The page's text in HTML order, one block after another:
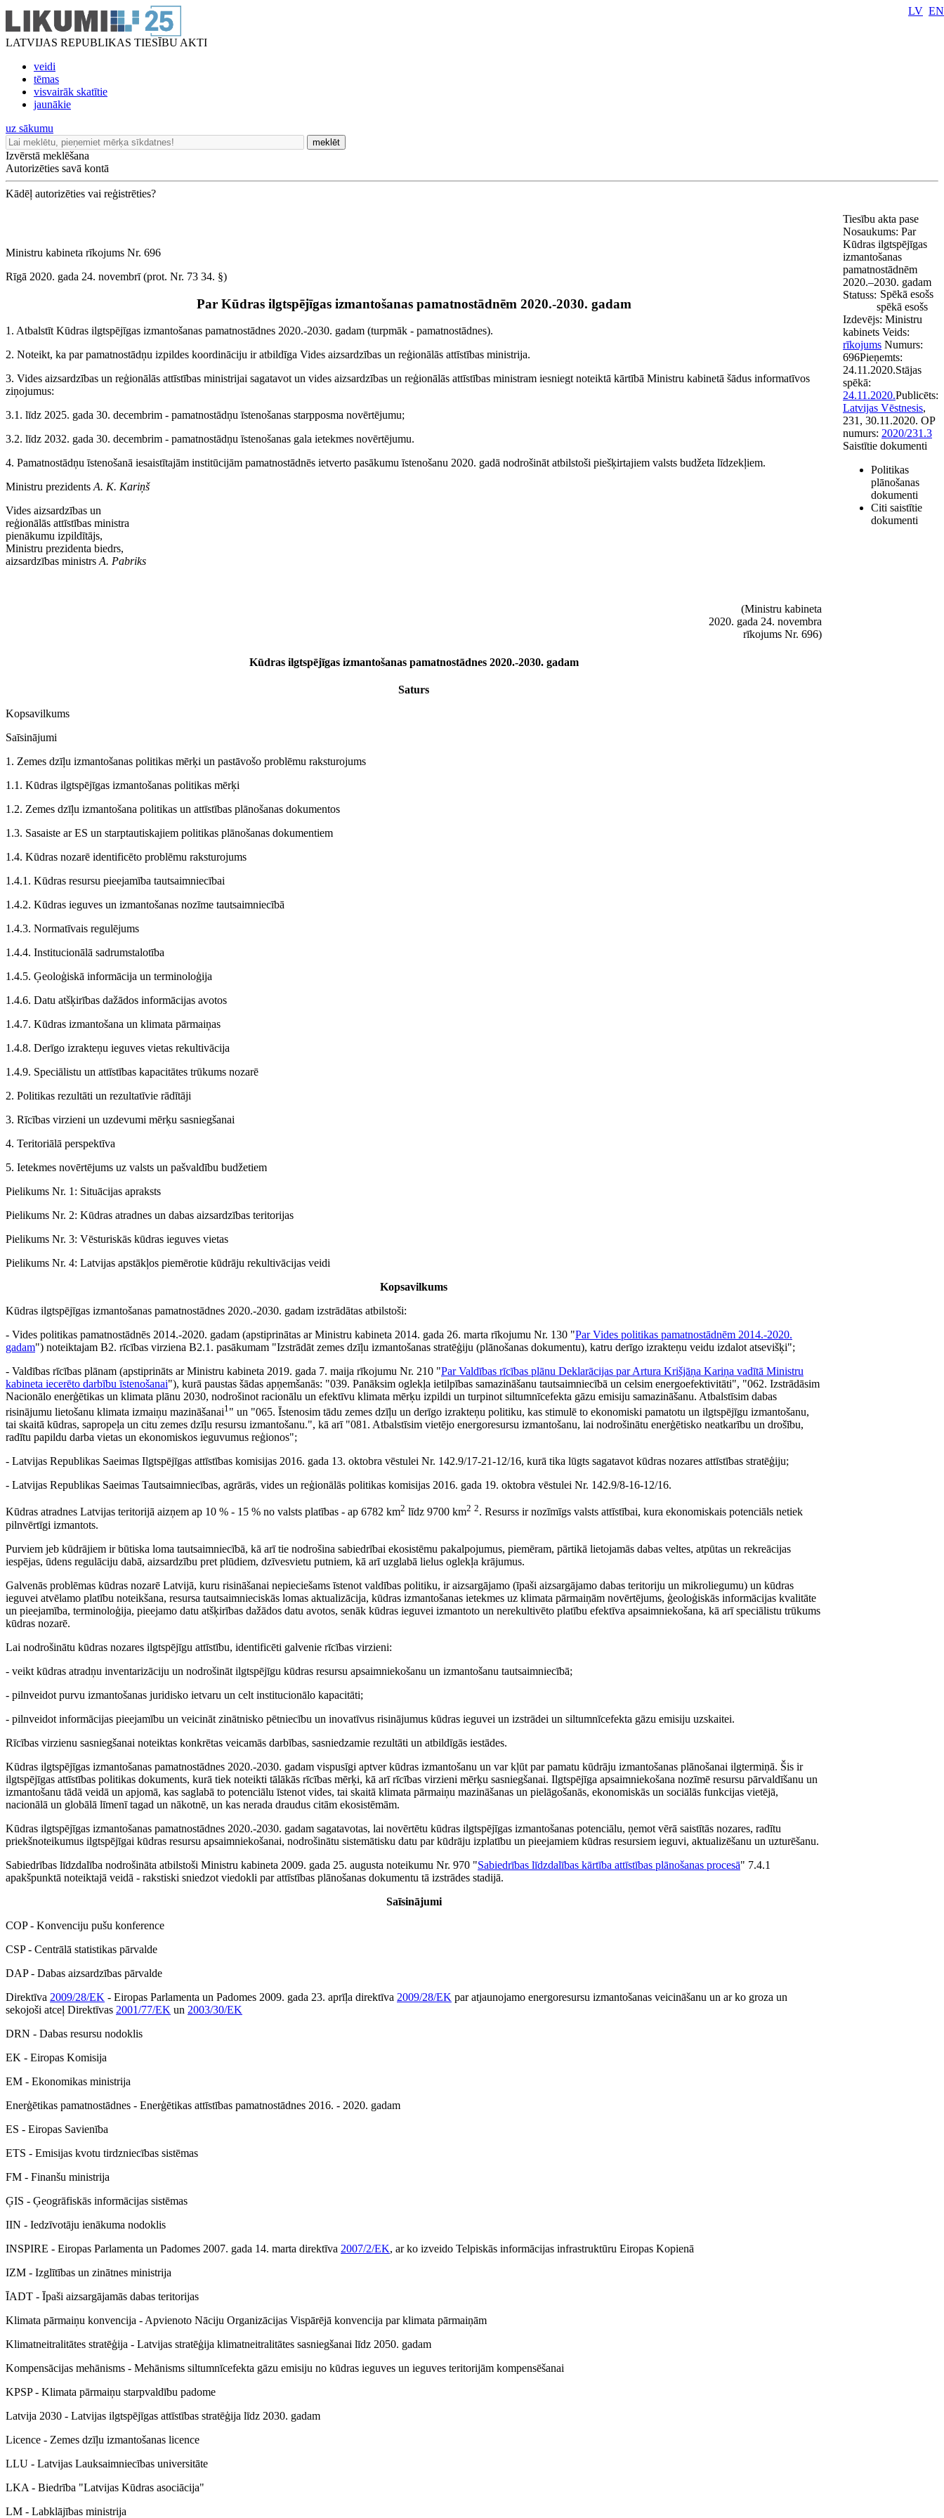
LATVIJAS REPUBLIKAS TIESĪBU AKTI
veidi
tēmas
visvairāk skatītie
jaunākie
LV EN
uz sākumu
meklēt
Izvērstā meklēšana
Autorizēties savā kontā
Kādēļ autorizēties vai reģistrēties?
Ministru kabineta rīkojums Nr. 696
Rīgā 2020. gada 24. novembrī (prot. Nr. 73 34. §)
Par Kūdras ilgtspējīgas izmantošanas pamatnostādnēm 2020.-2030. gadam
1. Atbalstīt Kūdras ilgtspējīgas izmantošanas pamatnostādnes 2020.-2030. gadam (turpmāk - pamatnostādnes).
2. Noteikt, ka par pamatnostādņu izpildes koordināciju ir atbildīga Vides aizsardzības un reģionālās attīstības ministrija.
3. Vides aizsardzības un reģionālās attīstības ministrijai sagatavot un vides aizsardzības un reģionālās attīstības ministram iesniegt noteiktā kārtībā Ministru kabinetā šādus informatīvos
ziņojumus:
3.1. līdz 2025. gada 30. decembrim - pamatnostādņu īstenošanas starpposma novērtējumu;
3.2. līdz 2032. gada 30. decembrim - pamatnostādņu īstenošanas gala ietekmes novērtējumu.
4. Pamatnostādņu īstenošanā iesaistītajām institūcijām pamatnostādnēs ietverto pasākumu īstenošanu 2020. gadā nodrošināt atbilstoši piešķirtajiem valsts budžeta līdzekļiem.
Ministru prezidentsA. K. Kariņš
Vides aizsardzības un
reģionālās attīstības ministra
pienākumu izpildītājs,
Ministru prezidenta biedrs,
aizsardzības ministrsA. Pabriks
(Ministru kabineta
2020. gada 24. novembra
rīkojums Nr. 696)
Kūdras ilgtspējīgas izmantošanas pamatnostādnes 2020.-2030. gadam
Saturs
Kopsavilkums
Saīsinājumi
1. Zemes dzīļu izmantošanas politikas mērķi un pastāvošo problēmu raksturojums
1.1. Kūdras ilgtspējīgas izmantošanas politikas mērķi
1.2. Zemes dzīļu izmantošana politikas un attīstības plānošanas dokumentos
1.3. Sasaiste ar ES un starptautiskajiem politikas plānošanas dokumentiem
1.4. Kūdras nozarē identificēto problēmu raksturojums
1.4.1. Kūdras resursu pieejamība tautsaimniecībai
1.4.2. Kūdras ieguves un izmantošanas nozīme tautsaimniecībā
1.4.3. Normatīvais regulējums
1.4.4. Institucionālā sadrumstalotība
1.4.5. Ģeoloģiskā informācija un terminoloģija
1.4.6. Datu atšķirības dažādos informācijas avotos
1.4.7. Kūdras izmantošana un klimata pārmaiņas
1.4.8. Derīgo izrakteņu ieguves vietas rekultivācija
1.4.9. Speciālistu un attīstības kapacitātes trūkums nozarē
2. Politikas rezultāti un rezultatīvie rādītāji
3. Rīcības virzieni un uzdevumi mērķu sasniegšanai
4. Teritoriālā perspektīva
5. Ietekmes novērtējums uz valsts un pašvaldību budžetiem
Pielikums Nr. 1: Situācijas apraksts
Pielikums Nr. 2: Kūdras atradnes un dabas aizsardzības teritorijas
Pielikums Nr. 3: Vēsturiskās kūdras ieguves vietas
Pielikums Nr. 4: Latvijas apstākļos piemērotie kūdrāju rekultivācijas veidi
Kopsavilkums
Kūdras ilgtspējīgas izmantošanas pamatnostādnes 2020.-2030. gadam izstrādātas atbilstoši:
- Vides politikas pamatnostādnēs 2014.-2020. gadam (apstiprinātas ar Ministru kabineta 2014. gada 26. marta rīkojumu Nr. 130 "Par Vides politikas pamatnostādnēm 2014.-2020.
gadam") noteiktajam B2. rīcības virziena B2.1. pasākumam "Izstrādāt zemes dzīļu izmantošanas stratēģiju (plānošanas dokumentu), katru derīgo izrakteņu veidu izdalot atsevišķi";
- Valdības rīcības plānam (apstiprināts ar Ministru kabineta 2019. gada 7. maija rīkojumu Nr. 210 "Par Valdības rīcības plānu Deklarācijas par Artura Krišjāņa Kariņa vadītā Ministru
kabineta iecerēto darbību īstenošanai"), kurā paustas šādas apņemšanās: "039. Panāksim oglekļa ietilpības samazināšanu tautsaimniecībā un celsim energoefektivitāti", "062. Izstrādāsim
Nacionālo enerģētikas un klimata plānu 2030, nodrošinot racionālu un efektīvu klimata mērķu izpildi un turpinot siltumnīcefekta gāzu emisiju samazināšanu. Atbalstīsim dabas
risinājumu lietošanu klimata izmaiņu mazināšanai1 " un "065. Īstenosim tādu zemes dzīļu un derīgo izrakteņu politiku, kas stimulē to ekonomiski pamatotu un ilgtspējīgu izmantošanu,
tai skaitā kūdras, sapropeļa un citu zemes dzīļu resursu izmantošanu.", kā arī "081. Atbalstīsim vietējo energoresursu izmantošanu, lai nodrošinātu enerģētisko neatkarību un drošību,
radītu papildu darba vietas un ekonomiskos ieguvumus reģionos";
- Latvijas Republikas Saeimas Ilgtspējīgas attīstības komisijas 2016. gada 13. oktobra vēstulei Nr. 142.9/17-21-12/16, kurā tika lūgts sagatavot kūdras nozares attīstības stratēģiju;
- Latvijas Republikas Saeimas Tautsaimniecības, agrārās, vides un reģionālās politikas komisijas 2016. gada 19. oktobra vēstulei Nr. 142.9/8-16-12/16.
Kūdras atradnes Latvijas teritorijā aizņem ap 10 % - 15 % no valsts platības - ap 6782 km2 līdz 9700 km2 2. Resurss ir nozīmīgs valsts attīstībai, kura ekonomiskais potenciāls netiek
pilnvērtīgi izmantots.
Purviem jeb kūdrājiem ir būtiska loma tautsaimniecībā, kā arī tie nodrošina sabiedrībai ekosistēmu pakalpojumus, piemēram, pārtikā lietojamās dabas veltes, atpūtas un rekreācijas
iespējas, ūdens regulāciju dabā, aizsardzību pret plūdiem, dzīvesvietu putniem, kā arī uzglabā lielus oglekļa krājumus.
Galvenās problēmas kūdras nozarē Latvijā, kuru risināšanai nepieciešams īstenot valdības politiku, ir aizsargājamo (īpaši aizsargājamo dabas teritoriju un mikroliegumu) un kūdras
ieguvei atvēlamo platību noteikšana, resursa tautsaimnieciskās lomas aktualizācija, kūdras izmantošanas ietekmes uz klimata pārmaiņām novērtējums, ģeoloģiskās informācijas kvalitāte
un pieejamība, terminoloģija, pieejamo datu atšķirības dažādos datu avotos, senāk kūdras ieguvei izmantoto un nerekultivēto platību efektīva apsaimniekošana, kā arī speciālistu trūkums
kūdras nozarē.
Lai nodrošinātu kūdras nozares ilgtspējīgu attīstību, identificēti galvenie rīcības virzieni:
- veikt kūdras atradņu inventarizāciju un nodrošināt ilgtspējīgu kūdras resursu apsaimniekošanu un izmantošanu tautsaimniecībā;
- pilnveidot purvu izmantošanas juridisko ietvaru un celt institucionālo kapacitāti;
- pilnveidot informācijas pieejamību un veicināt zinātnisko pētniecību un inovatīvus risinājumus kūdras ieguvei un izstrādei un siltumnīcefekta gāzu emisiju uzskaitei.
Rīcības virzienu sasniegšanai noteiktas konkrētas veicamās darbības, sasniedzamie rezultāti un atbildīgās iestādes.
Kūdras ilgtspējīgas izmantošanas pamatnostādnes 2020.-2030. gadam vispusīgi aptver kūdras izmantošanu un var kļūt par pamatu kūdrāju izmantošanas plānošanai ilgtermiņā. Šis ir
ilgtspējīgas attīstības politikas dokuments, kurā tiek noteikti tālākās rīcības mērķi, kā arī rīcības virzieni mērķu sasniegšanai. Ilgtspējīga apsaimniekošana nozīmē resursu pārvaldīšanu un
izmantošanu tādā veidā un apjomā, kas saglabā to potenciālu īstenot vides, tai skaitā klimata pārmaiņu mazināšanas un pielāgošanās, ekonomiskās un sociālās funkcijas vietējā,
nacionālā un globālā līmenī tagad un nākotnē, un kas nerada draudus citām ekosistēmām.
Kūdras ilgtspējīgas izmantošanas pamatnostādnes 2020.-2030. gadam sagatavotas, lai novērtētu kūdras ilgtspējīgas izmantošanas potenciālu, ņemot vērā saistītās nozares, radītu
priekšnoteikumus ilgtspējīgai kūdras resursu apsaimniekošanai, nodrošinātu sistemātisku datu par kūdrāju izplatību un pieejamiem kūdras resursiem ieguvi, aktualizēšanu un uzturēšanu.
Sabiedrības līdzdalība nodrošināta atbilstoši Ministru kabineta 2009. gada 25. augusta noteikumu Nr. 970 "Sabiedrības līdzdalības kārtība attīstības plānošanas procesā" 7.4.1
apakšpunktā noteiktajā veidā - rakstiski sniedzot viedokli par attīstības plānošanas dokumentu tā izstrādes stadijā.
Saīsinājumi
COP - Konvenciju pušu konference
CSP - Centrālā statistikas pārvalde
DAP - Dabas aizsardzības pārvalde
Direktīva 2009/28/EK - Eiropas Parlamenta un Padomes 2009. gada 23. aprīļa direktīva 2009/28/EK par atjaunojamo energoresursu izmantošanas veicināšanu un ar ko groza un
sekojoši atceļ Direktīvas 2001/77/EK un 2003/30/EK
DRN - Dabas resursu nodoklis
EK - Eiropas Komisija
EM - Ekonomikas ministrija
Enerģētikas pamatnostādnes - Enerģētikas attīstības pamatnostādnes 2016. - 2020. gadam
ES - Eiropas Savienība
ETS - Emisijas kvotu tirdzniecības sistēmas
FM - Finanšu ministrija
ĢIS - Ģeogrāfiskās informācijas sistēmas
IIN - Iedzīvotāju ienākuma nodoklis
INSPIRE - Eiropas Parlamenta un Padomes 2007. gada 14. marta direktīva 2007/2/EK, ar ko izveido Telpiskās informācijas infrastruktūru Eiropas Kopienā
IZM - Izglītības un zinātnes ministrija
ĪADT - Īpaši aizsargājamās dabas teritorijas
Klimata pārmaiņu konvencija - Apvienoto Nāciju Organizācijas Vispārējā konvencija par klimata pārmaiņām
Klimatneitralitātes stratēģija - Latvijas stratēģija klimatneitralitātes sasniegšanai līdz 2050. gadam
Kompensācijas mehānisms - Mehānisms siltumnīcefekta gāzu emisiju no kūdras ieguves un ieguves teritorijām kompensēšanai
KPSP - Klimata pārmaiņu starpvaldību padome
Latvija 2030 - Latvijas ilgtspējīgas attīstības stratēģija līdz 2030. gadam
Licence - Zemes dzīļu izmantošanas licence
LLU - Latvijas Lauksaimniecības universitāte
LKA - Biedrība "Latvijas Kūdras asociācija"
LM - Labklājības ministrija
Tiesību akta pase
Nosaukums: Par
Kūdras ilgtspējīgas
izmantošanas
pamatnostādnēm
2020.–2030. gadam
Statuss: Spēkā esošs
spēkā esošs
Izdevējs: Ministru
kabinets Veids:
rīkojums Numurs:
696Pieņemts:
24.11.2020.Stājas
spēkā:
24.11.2020.Publicēts:
Latvijas Vēstnesis,
231, 30.11.2020. OP
numurs: 2020/231.3
Saistītie dokumenti
Politikas
plānošanas
dokumenti
Citi saistītie
dokumenti